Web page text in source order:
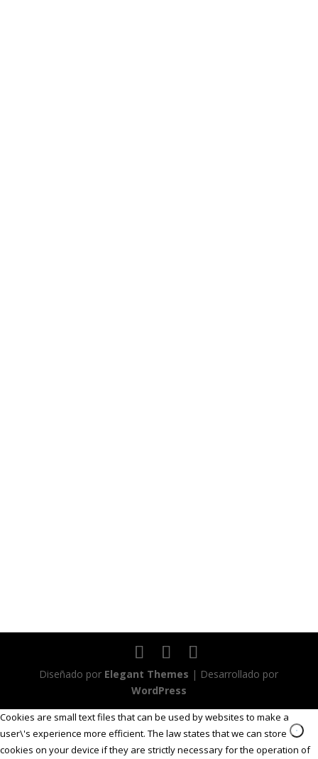
Diseñado por Elegant Themes | Desarrollado por
WordPress
Cookies are small text files that can be used by websites to make a
user\'s experience more efficient. The law states that we can store
cookies on your device if they are strictly necessary for the operation of